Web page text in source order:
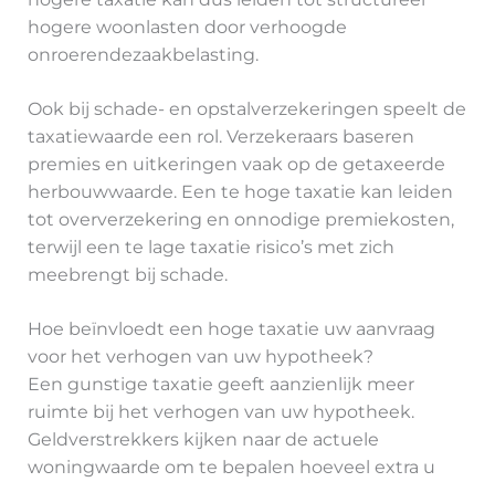
hogere woonlasten door verhoogde
onroerendezaakbelasting.
Ook bij schade- en opstalverzekeringen speelt de
taxatiewaarde een rol. Verzekeraars baseren
premies en uitkeringen vaak op de getaxeerde
herbouwwaarde. Een te hoge taxatie kan leiden
tot oververzekering en onnodige premiekosten,
terwijl een te lage taxatie risico’s met zich
meebrengt bij schade.
Hoe beïnvloedt een hoge taxatie uw aanvraag
voor het verhogen van uw hypotheek?
Een gunstige taxatie geeft aanzienlijk meer
ruimte bij het verhogen van uw hypotheek.
Geldverstrekkers kijken naar de actuele
woningwaarde om te bepalen hoeveel extra u